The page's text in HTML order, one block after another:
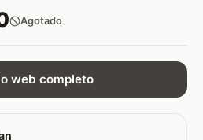
Agotado
web completo